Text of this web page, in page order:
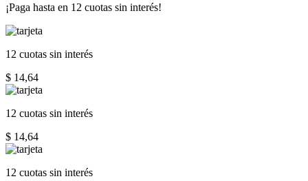
¡Paga hasta en 12 cuotas sin interés!
12 cuotas sin interés
$ 14,64
12 cuotas sin interés
$ 14,64
12 cuotas sin interés